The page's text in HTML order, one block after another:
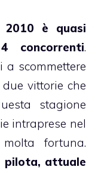
è quasi
concorrenti.
a scommettere
vittorie che
stagione
intraprese nel
fortuna.
pilota, attuale